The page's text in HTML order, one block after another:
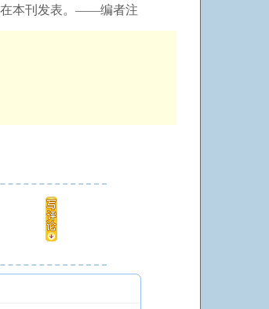
在本刊发表。——编者注